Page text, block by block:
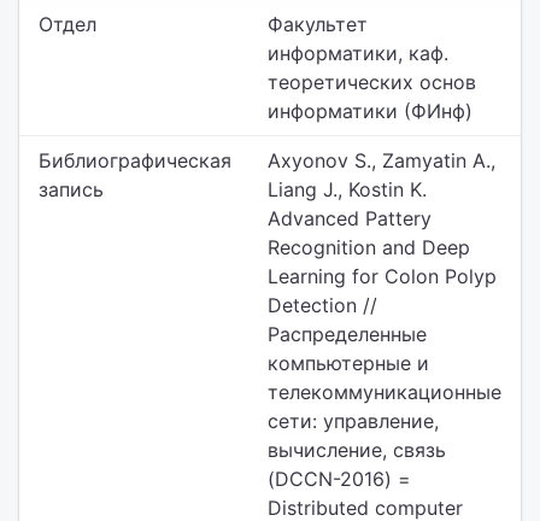
Отдел
Факультет
информатики, каф.
теоретических основ
информатики (ФИнф)
Библиографическая
запись
Axyonov S., Zamyatin A.,
Liang J., Kostin K.
Advanced Pattery
Recognition and Deep
Learning for Colon Polyp
Detection //
Распределенные
компьютерные и
телекоммуникационные
сети: управление,
вычисление, связь
(DCCN-2016) =
Distributed computer